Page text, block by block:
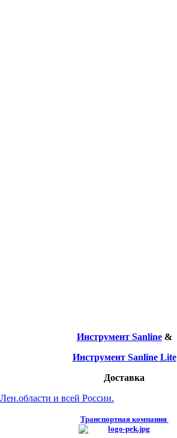
Инструмент Sanline &
Инструмент Sanline Lite
Доставка
и всей России.
Транспортная компания